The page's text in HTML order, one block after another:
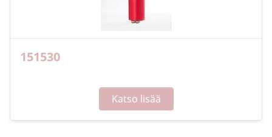
151530
Katso lisää